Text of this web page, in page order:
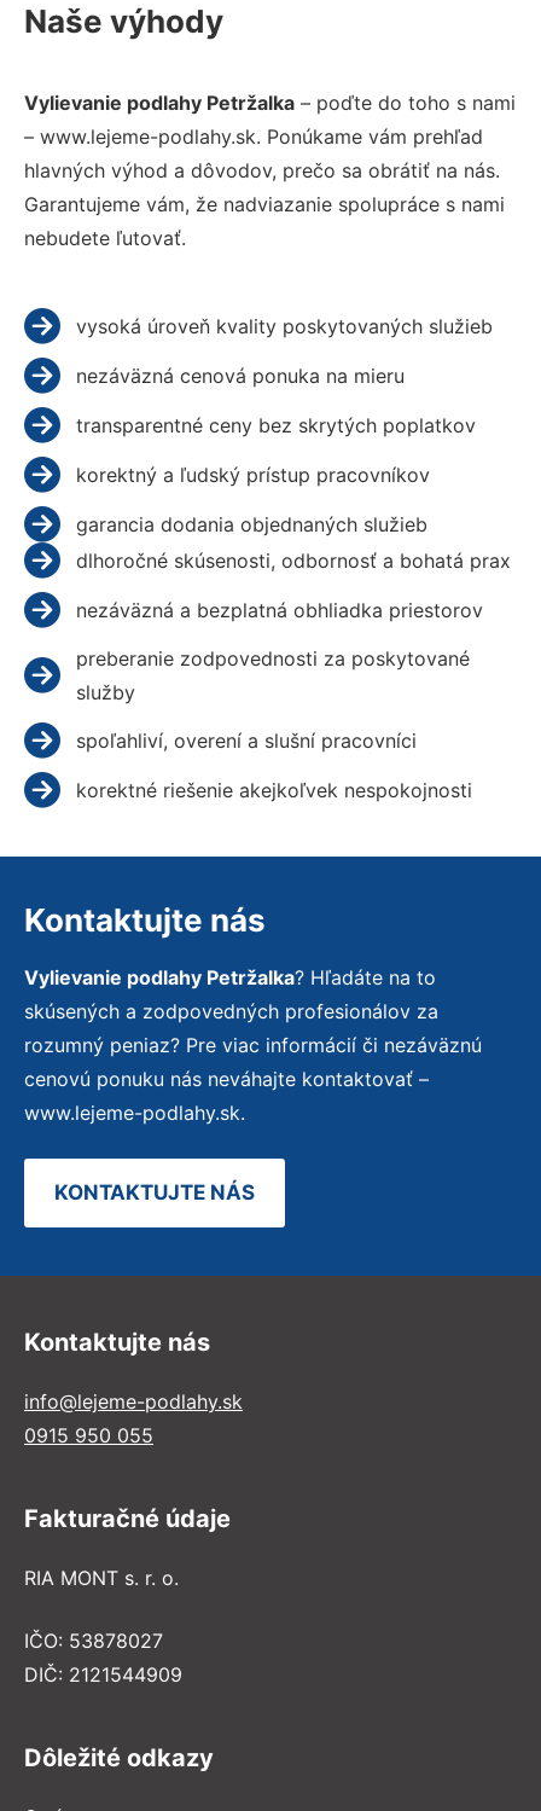
Naše výhody
Vylievanie podlahy Petržalka – poďte do toho s nami
– www.lejeme-podlahy.sk. Ponúkame vám prehľad
hlavných výhod a dôvodov, prečo sa obrátiť na nás.
Garantujeme vám, že nadviazanie spolupráce s nami
nebudete ľutovať.
vysoká úroveň kvality poskytovaných služieb
nezáväzná cenová ponuka na mieru
transparentné ceny bez skrytých poplatkov
korektný a ľudský prístup pracovníkov
garancia dodania objednaných služieb
dlhoročné skúsenosti, odbornosť a bohatá prax
nezáväzná a bezplatná obhliadka priestorov
preberanie zodpovednosti za poskytované
služby
spoľahliví, overení a slušní pracovníci
korektné riešenie akejkoľvek nespokojnosti
Kontaktujte nás
Vylievanie podlahy Petržalka? Hľadáte na to
skúsených a zodpovedných profesionálov za
rozumný peniaz? Pre viac informácií či nezáväznú
cenovú ponuku nás neváhajte kontaktovať –
www.lejeme-podlahy.sk.
KONTAKTUJTE NÁS
Kontaktujte nás
info@lejeme-podlahy.sk
0915 950 055
Fakturačné údaje
RIA MONT s. r. o.
IČO: 53878027
DIČ: 2121544909
Dôležité odkazy